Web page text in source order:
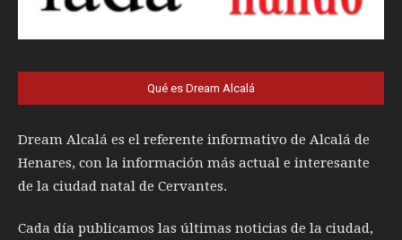
Qué es Dream Alcalá
Dream Alcalá es el referente informativo de Alcalá de
Henares, con la información más actual e interesante
de la ciudad natal de Cervantes.
Cada día publicamos las últimas noticias de la ciudad,